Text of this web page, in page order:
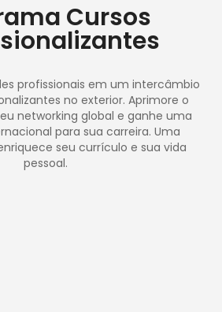
Cursos
profissionais em um intercâmbio
no exterior. Aprimore o
networking global e ganhe uma
para sua carreira. Uma
seu currículo e sua vida
pessoal.